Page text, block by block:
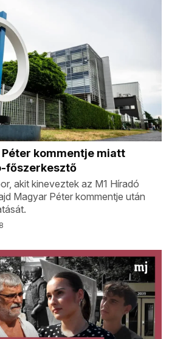
kommentje miatt
főszerkesztő
akit kineveztek az M1 Híradó
Magyar Péter kommentje után